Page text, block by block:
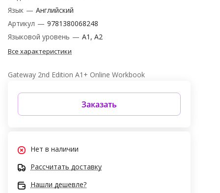
Язык — Английский
Артикул — 9781380068248
Языковой уровень — A1, A2
Все характеристики
Gateway 2nd Edition A1+ Online Workbook
Заказать
Нет в наличии
Рассчитать доставку
Нашли дешевле?